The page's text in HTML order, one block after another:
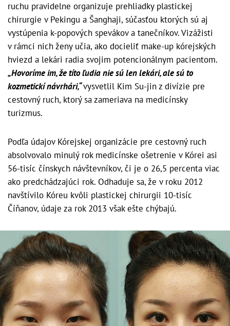
ruchu pravidelne organizuje prehliadky plastickej
chirurgie v Pekingu a Šanghaji, súčasťou ktorých sú aj
vystúpenia k-popových spevákov a tanečníkov. Vizážisti
v rámci nich ženy učia, ako docieliť make-up kórejských
hviezd a lekári radia svojim potencionálnym pacientom.
„Hovoríme im, že títo ľudia nie sú len lekári, ale sú to
kozmetickí návrhári,“vysvetlil Kim Su-jin z divízie pre
cestovný ruch, ktorý sa zameriava na medicínsky
turizmus.
Podľa údajov Kórejskej organizácie pre cestovný ruch
absolvovalo minulý rok medicínske ošetrenie v Kórei asi
56-tisíc čínskych návštevníkov, či je o 26,5 percenta viac
ako predchádzajúci rok. Odhaduje sa, že v roku 2012
navštívilo Kóreu kvôli plastickej chirurgii 10-tisíc
Číňanov, údaje za rok 2013 však ešte chýbajú.